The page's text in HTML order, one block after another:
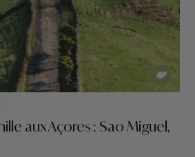
aux Açores : Sao Miguel,